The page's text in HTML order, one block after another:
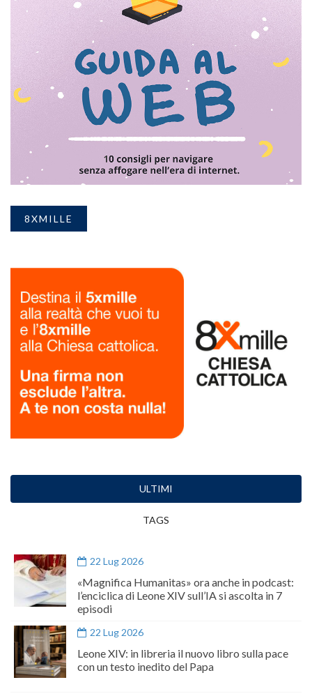
8XMILLE
ULTIMI
TAGS
22 Lug 2026
«Magnifica Humanitas» ora anche in podcast:
l’enciclica di Leone XIV sull’IA si ascolta in 7
episodi
22 Lug 2026
Leone XIV: in libreria il nuovo libro sulla pace
con un testo inedito del Papa